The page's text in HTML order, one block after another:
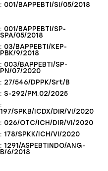
: 001/BAPPEBTI/SI/05/2018
: 001/BAPPEBTI/SP-
SPA/05/2018
: 03/BAPPEBTI/KEP-
PBK/9/2018
: 003/BAPPEBTI/SP-
PN/07/2020
: 27/546/DPPK/Srt/B
: S-292/PM.02/2025
:
197/SPKB/ICDX/DIR/VI/2020
: 026/OTC/ICH/DIR/VI/2020
: 178/SPKK/ICH/VI/2020
: 1291/ASPEBTINDO/ANG-
B/6/2018